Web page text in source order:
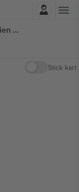
Viking FK vs Sarpsborg 08 FF Eliteserien billetter
Stick kart